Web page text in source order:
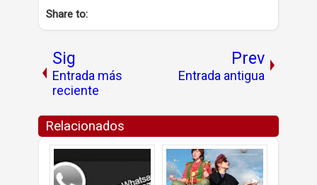
Share to:
Sig
Entrada más
reciente
Prev
Entrada antigua
Relacionados